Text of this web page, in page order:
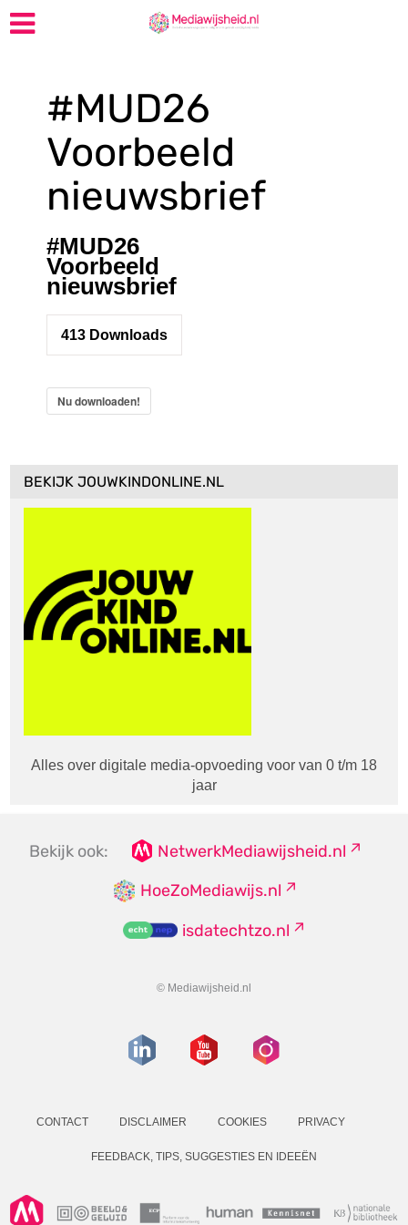
#MUD26
Voorbeeld
nieuwsbrief
#MUD26
Voorbeeld
nieuwsbrief
413 Downloads
Nu downloaden!
BEKIJK JOUWKINDONLINE.NL
Alles over digitale media-opvoeding voor van 0 t/m 18
jaar
Bekijk ook:
NetwerkMediawijsheid.nl
HoeZoMediawijs.nl
isdatechtzo.nl
© Mediawijsheid.nl
CONTACT DISCLAIMER COOKIES PRIVACY
FEEDBACK, TIPS, SUGGESTIES EN IDEEËN